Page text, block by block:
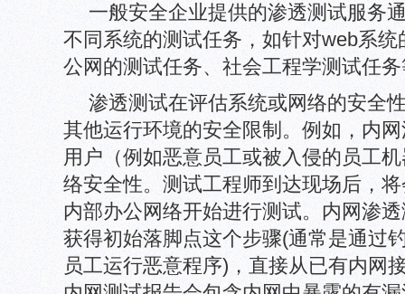
一般安全企业提供的渗透测试服务
不同系统的测试任务，如针对web系
公网的测试任务、社会工程学测试任
渗透测试在评估系统或网络的安全
其他运行环境的安全限制。例如，内
用户（例如恶意员工或被入侵的员工
络安全性。测试工程师到达现场后，
内部办公网络开始进行测试。内网渗
获得初始落脚点这个步骤(通常是通过
员工运行恶意程序)，直接从已有内网